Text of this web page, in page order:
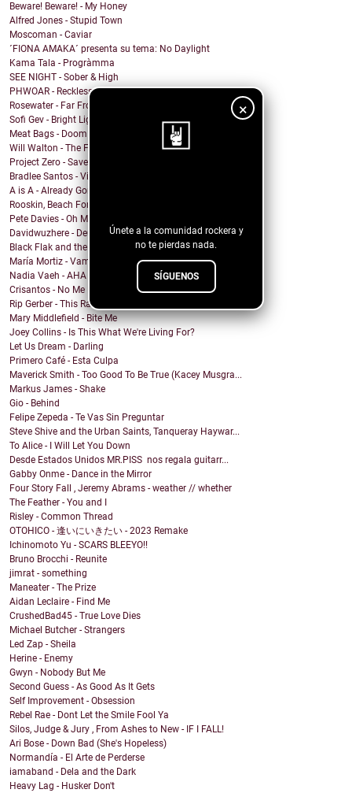
×
Únete a la comunidad rockera y
no te pierdas nada.
SÍGUENOS
Beware! Beware! - My Honey
Alfred Jones - Stupid Town
Moscoman - Caviar
´FIONA AMAKA´ presenta su tema: No Daylight
Kama Tala - Progràmma
SEE NIGHT - Sober & High
PHWOAR - Reckless
Rosewater - Far From Home
Sofi Gev - Bright Light Shining
Meat Bags - Doom
Will Walton - The Fine Line
Project Zero - Save the Date
Bradlee Santos - Violent Kiss
A is A - Already Gone
Rooskin, Beach For Tiger - Forever This Way
Pete Davies - Oh My God
Davidwuzhere - Deuces
Black Flak and the Nightmare Fighters - Depthlight
María Mortiz - Vampiro
Nadia Vaeh - AHA
Crisantos - No Me Digas C****n
Rip Gerber - This Ranch Is My Church
Mary Middlefield - Bite Me
Joey Collins - Is This What We're Living For?
Let Us Dream - Darling
Primero Café - Esta Culpa
Maverick Smith - Too Good To Be True (Kacey Musgra...
Markus James - Shake
Gio - Behind
Felipe Zepeda - Te Vas Sin Preguntar
Steve Shive and the Urban Saints, Tanqueray Haywar...
To Alice - I Will Let You Down
Desde Estados Unidos MR.PISS nos regala guitarr...
Gabby Onme - Dance in the Mirror
Four Story Fall , Jeremy Abrams - weather // whether
The Feather - You and I
Risley - Common Thread
OTOHICO - 逢いにいきたい - 2023 Remake
Ichinomoto Yu - SCARS BLEEYO!!
Bruno Brocchi - Reunite
jimrat - something
Maneater - The Prize
Aidan Leclaire - Find Me
CrushedBad45 - True Love Dies
Michael Butcher - Strangers
Led Zap - Sheila
Herine - Enemy
Gwyn - Nobody But Me
Second Guess - As Good As It Gets
Self Improvement - Obsession
Rebel Rae - Dont Let the Smile Fool Ya
Silos, Judge & Jury , From Ashes to New - IF I FALL!
Ari Bose - Down Bad (She's Hopeless)
Normandía - El Arte de Perderse
iamaband - Dela and the Dark
Heavy Lag - Husker Don't